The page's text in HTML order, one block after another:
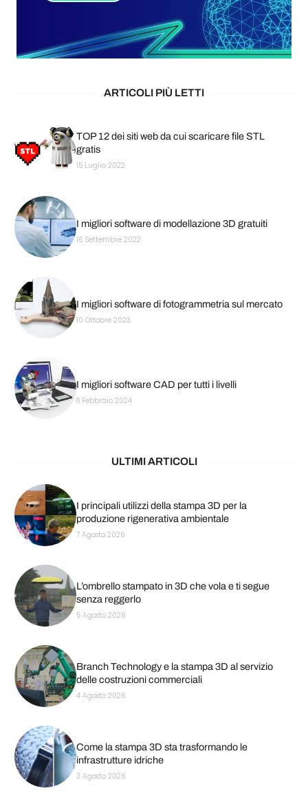
ARTICOLI PIÙ LETTI
TOP 12 dei siti web da cui scaricare file STL
gratis
15 Luglio 2022
I migliori software di modellazione 3D gratuiti
16 Settembre 2022
I migliori software di fotogrammetria sul mercato
10 Ottobre 2023
I migliori software CAD per tutti i livelli
8 Febbraio 2024
ULTIMI ARTICOLI
I principali utilizzi della stampa 3D per la
produzione rigenerativa ambientale
7 Agosto 2026
L’ombrello stampato in 3D che vola e ti segue
senza reggerlo
5 Agosto 2026
Branch Technology e la stampa 3D al servizio
delle costruzioni commerciali
4 Agosto 2026
Come la stampa 3D sta trasformando le
infrastrutture idriche
3 Agosto 2026